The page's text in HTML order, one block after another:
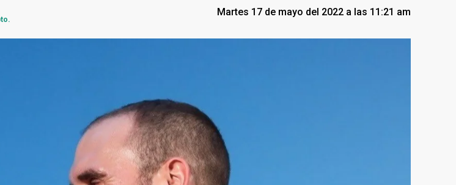
Martes 17 de mayo del 2022 a las 11:21 am